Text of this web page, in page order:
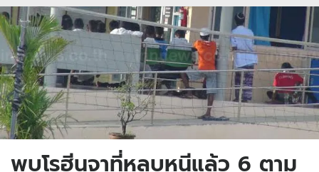
พบโรฮีนจาที่หลบหนีแล้ว 6 ตาม